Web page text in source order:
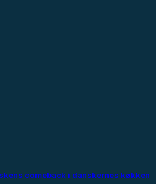
comeback i danskernes køkken